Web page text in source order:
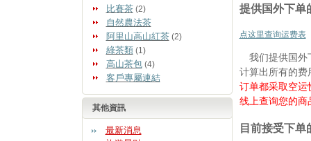
比賽茶(2)
自然農法茶
阿里山高山紅茶(2)
綠茶類 (1)
高山茶包(4)
客戶專屬連結
其他資訊
最新消息
提供国外下单
点这里查询运费表
我们提供国外
计算出所有的
订单都采取空运
线上查询您的商
目前接受下单